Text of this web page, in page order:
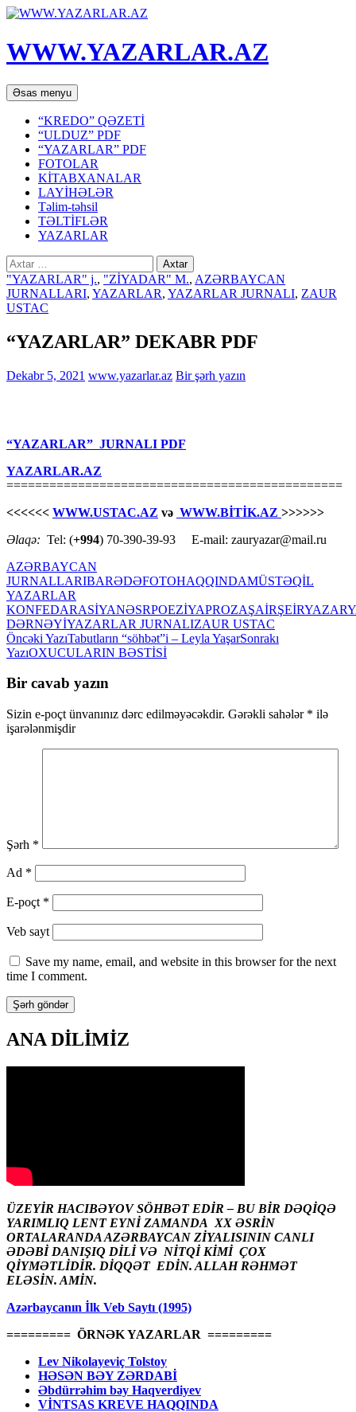
WWW.YAZARLAR.AZ
Axtar
Əsas menyu Mühtəviyyata
keç
“KREDO” QƏZETİ
“ULDUZ” PDF
“YAZARLAR” PDF
FOTOLAR
KİTABXANALAR
LAYİHƏLƏR
Təlim-təhsil
TƏLTİFLƏR
YAZARLAR
Axtarış:
"YAZARLAR" j., "ZİYADAR" M., AZƏRBAYCAN
JURNALLARI, YAZARLAR, YAZARLAR JURNALI, ZAUR
USTAC
“YAZARLAR” DEKABR PDF
Dekabr 5, 2021 www.yazarlar.az Bir şərh yazın
“YAZARLAR” JURNALI PDF
YAZARLAR.AZ
===============================================
<<<<<< WWW.USTAC.AZ və WWW.BİTİK.AZ >>>>>>
Əlaqə: Tel: (+994) 70-390-39-93 E-mail: zauryazar@mail.ru
AZƏRBAYCAN
JURNALLARIBARƏDƏFOTOHAQQINDAMÜSTƏQİL
YAZARLAR
KONFEDARASİYANƏSRPOEZİYAPROZAŞAİRŞEİRYAZAR
DƏRNƏYİYAZARLAR JURNALIZAUR USTAC
Yazılar
üzrə
naviqasiya
Öncəki YazıTabutların “söhbət”i – Leyla YaşarSonrakı
YazıOXUCULARIN BƏSTİSİ
Bir cavab yazın
Sizin e-poçt ünvanınız dərc edilməyəcəkdir. Gərəkli sahələr * ilə
işarələnmişdir
Şərh *
Ad *
E-poçt *
Veb sayt
Save my name, email, and website in this browser for the next
time I comment.
ANA DİLİMİZ
ÜZEYİR HACIBƏYOV SÖHBƏT EDİR – BU BİR DƏQİQƏ
YARIMLIQ LENT EYNİ ZAMANDA XX ƏSRİN
ORTALARANDA AZƏRBAYCAN ZİYALISININ CANLI
ƏDƏBİ DANIŞIQ DİLİ VƏ NİTQİ KİMİ ÇOX
QİYMƏTLİDİR. DİQQƏT EDİN. ALLAH RƏHMƏT
ELƏSİN. AMİN.
Azərbaycanın İlk Veb Saytı (1995)
========= ÖRNƏK YAZARLAR =========
Lev Nikolayeviç Tolstoy
HƏSƏN BƏY ZƏRDABİ
Əbdürrəhim bəy Haqverdiyev
VİNTSAS KREVE HAQQINDA